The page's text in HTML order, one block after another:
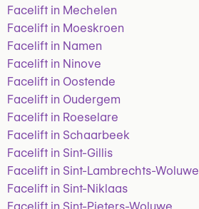
Facelift in Mechelen
Facelift in Moeskroen
Facelift in Namen
Facelift in Ninove
Facelift in Oostende
Facelift in Oudergem
Facelift in Roeselare
Facelift in Schaarbeek
Facelift in Sint-Gillis
Facelift in Sint-Lambrechts-Woluwe
Facelift in Sint-Niklaas